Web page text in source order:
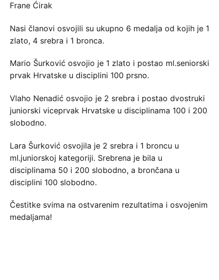
Frane Ćirak
Nasi članovi osvojili su ukupno 6 medalja od kojih je 1
zlato, 4 srebra i 1 bronca.
Mario Šurković osvojio je 1 zlato i postao ml.seniorski
prvak Hrvatske u disciplini 100 prsno.
Vlaho Nenadić osvojio je 2 srebra i postao dvostruki
juniorski viceprvak Hrvatske u disciplinama 100 i 200
slobodno.
Lara Šurković osvojila je 2 srebra i 1 broncu u
ml.juniorskoj kategoriji. Srebrena je bila u
disciplinama 50 i 200 slobodno, a brončana u
disciplini 100 slobodno.
Čestitke svima na ostvarenim rezultatima i osvojenim
medaljama!